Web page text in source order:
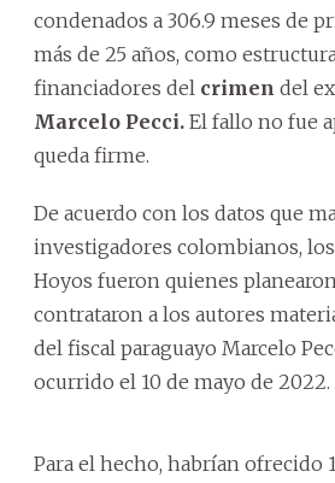
condenados a 306.9 meses de
más de 25 años, como
financiadores del crimen del
Marcelo Pecci. El fallo no fue
queda firme.
De acuerdo con los datos que
investigadores colombianos,
Hoyos fueron quienes
contrataron a los autores
del fiscal paraguayo Marcelo
ocurrido el 10 de mayo de 2022.
Para el hecho, habrían ofrecido